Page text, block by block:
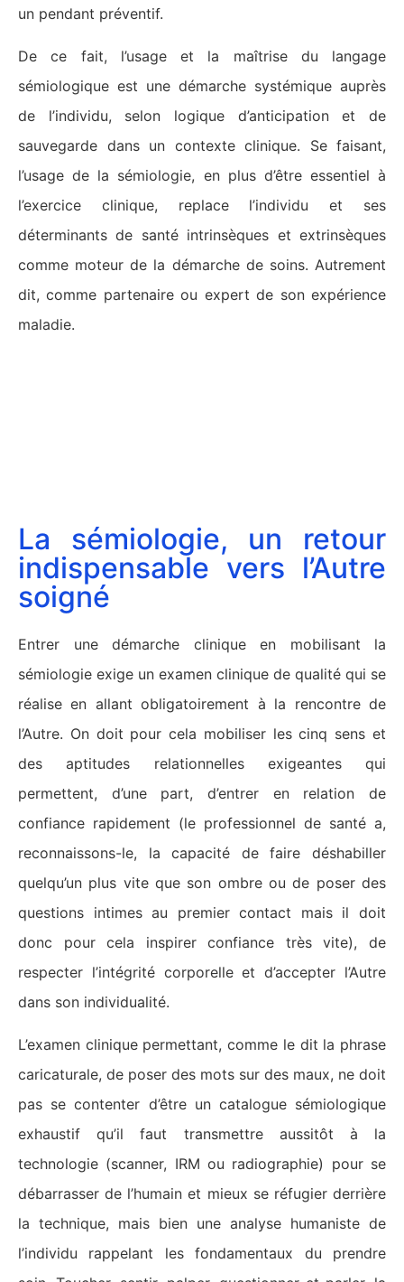
un pendant préventif.
De ce fait, l’usage et la maîtrise du langage
sémiologique est une démarche systémique auprès
de l’individu, selon logique d’anticipation et de
sauvegarde dans un contexte clinique. Se faisant,
l’usage de la sémiologie, en plus d’être essentiel à
l’exercice clinique, replace l’individu et ses
déterminants de santé intrinsèques et extrinsèques
comme moteur de la démarche de soins. Autrement
dit, comme partenaire ou expert de son expérience
maladie.
La sémiologie, un retour
indispensable vers l’Autre
soigné
Entrer une démarche clinique en mobilisant la
sémiologie exige un examen clinique de qualité qui se
réalise en allant obligatoirement à la rencontre de
l’Autre. On doit pour cela mobiliser les cinq sens et
des aptitudes relationnelles exigeantes qui
permettent, d’une part, d’entrer en relation de
confiance rapidement (le professionnel de santé a,
reconnaissons-le, la capacité de faire déshabiller
quelqu’un plus vite que son ombre ou de poser des
questions intimes au premier contact mais il doit
donc pour cela inspirer confiance très vite), de
respecter l’intégrité corporelle et d’accepter l’Autre
dans son individualité.
L’examen clinique permettant, comme le dit la phrase
caricaturale, de poser des mots sur des maux, ne doit
pas se contenter d’être un catalogue sémiologique
exhaustif qu’il faut transmettre aussitôt à la
technologie (scanner, IRM ou radiographie) pour se
débarrasser de l’humain et mieux se réfugier derrière
la technique, mais bien une analyse humaniste de
l’individu rappelant les fondamentaux du prendre